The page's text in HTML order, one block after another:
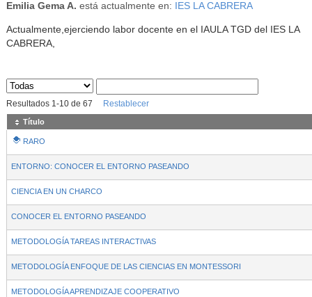
Emilia Gema A. está actualmente en: IES LA CABRERA
Actualmente,ejerciendo labor docente en el IAULA TGD del IES LA
CABRERA,
Sus archivos
Resultados 1 -10de 67 Restablecer
Título
RARO
ENTORNO: CONOCER EL ENTORNO PASEANDO
CIENCIA EN UN CHARCO
CONOCER EL ENTORNO PASEANDO
METODOLOGÍA TAREAS INTERACTIVAS
METODOLOGÍA ENFOQUE DE LAS CIENCIAS EN MONTESSORI
METODOLOGÍA APRENDIZAJE COOPERATIVO